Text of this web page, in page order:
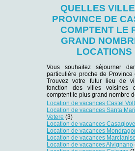
QUELLES
PROVINCE DE
COMPTENT LE
GRAND
LOCATIONS
Vous souhaitez séjourner
particulière proche de Province
Trouvez votre futur lieu de
fonction des villes voisines
comptent le plus grand nombre
Location de vacances Castel
Location de vacances Santa
Vetere (3)
Location de vacances Casagiove
Location de vacances
Location de vacances Marcianise
Location de vacances Alvignano